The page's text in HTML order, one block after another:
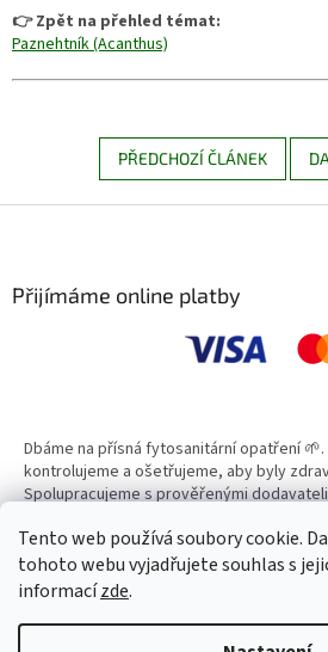
Tento web používá soubory cookie.
tohoto webu vyjadřujete souhlas s
informacízde.
👉 Zpět na přehled témat:
Paznehtník (Acanthus)
PŘEDCHOZÍ ČLÁNEK
Přijímáme online platby
Dbáme na přísná fytosanitární opatření
kontrolujeme a ošetřujeme, aby byly
Spolupracujeme s prověřenými